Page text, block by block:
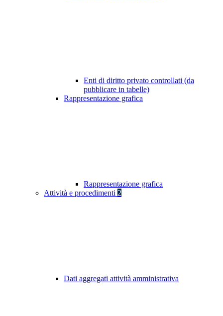
Enti di diritto privato controllati (da
pubblicare in tabelle)
Rappresentazione grafica
Rappresentazione grafica
Attività e procedimenti 2
Dati aggregati attività amministrativa